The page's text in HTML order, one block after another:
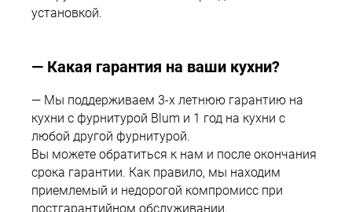
установкой.
— Какая гарантия на ваши кухни?
— Мы поддерживаем 3-х летнюю гарантию на
кухни с фурнитурой Blum и 1 год на кухни с
любой другой фурнитурой.
Вы можете обратиться к нам и после окончания
срока гарантии. Как правило, мы находим
приемлемый и недорогой компромисс при
постгарантийном обслуживании.